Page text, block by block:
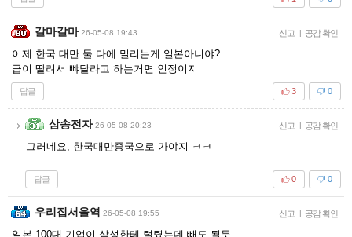
갈마갈마 26-05-08 19:43 신고 | 공감 확인
이제 한국 대만 둘 다에 밀리는게 일본아니야?
급이 딸려서 뺘달라고 하는거면 인정이지
답글 0
3
삼송전자 26-05-08 20:23 신고 | 공감 확인
그러네요, 한국대만중국으로 가야지 ㅋㅋ
답글 0
0
우리집서울역 26-05-08 19:55 신고 | 공감 확인
일본 100대 기업이 삼성한테 털렸는데 빼도 될듯